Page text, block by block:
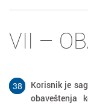
VII –
38
Korisnik je
obaveštenja
38